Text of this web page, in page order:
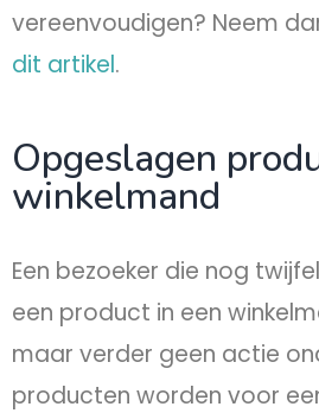
vereenvoudigen? Neem
dit artikel.
Opgeslagen
winkelmand
Een bezoeker die nog
een product in een
maar verder geen actie
producten worden voor